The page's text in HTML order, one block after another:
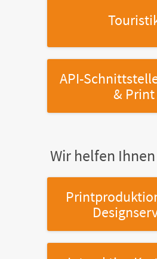
API-
& Print
Wir helfen